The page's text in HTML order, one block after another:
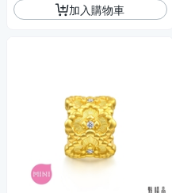
加入購物車